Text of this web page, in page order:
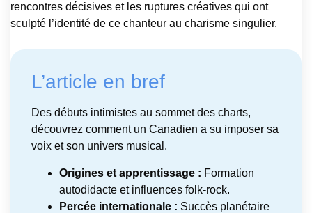
rencontres décisives et les ruptures créatives qui ont
sculpté l’identité de ce chanteur au charisme singulier.
L’article en bref
Des débuts intimistes au sommet des charts,
découvrez comment un Canadien a su imposer sa
voix et son univers musical.
Origines et apprentissage : Formation
autodidacte et influences folk-rock.
Percée internationale : Succès planétaire